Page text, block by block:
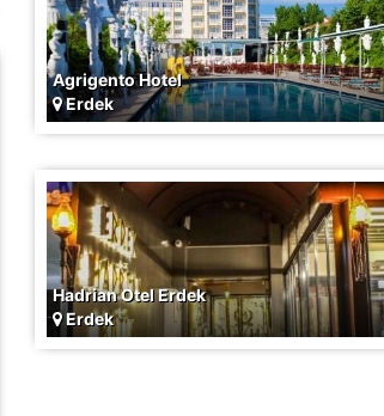
Agrigento Hotel
Erdek
Hadrian Otel Erdek
Erdek